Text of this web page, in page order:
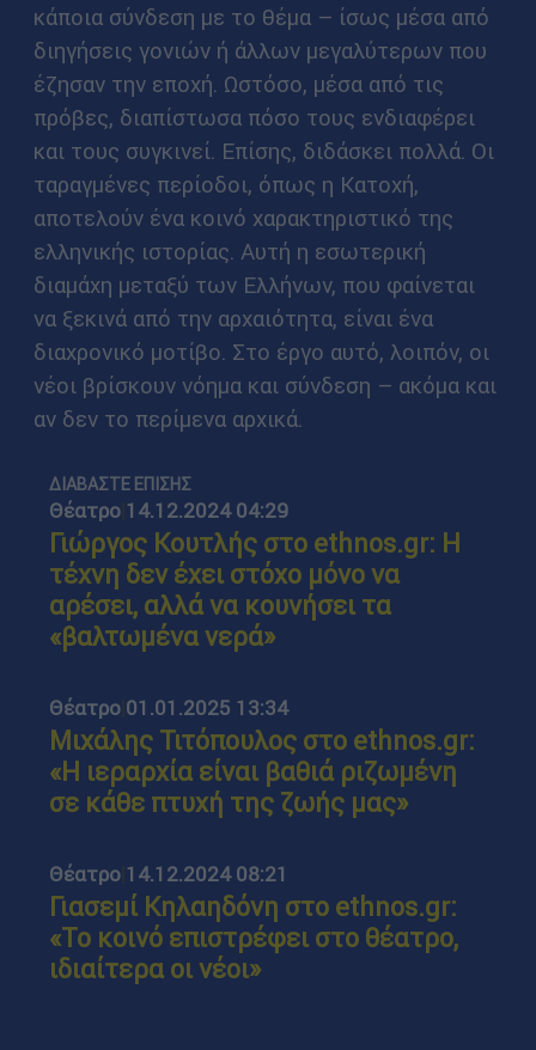
κάποια σύνδεση με το θέμα – ίσως μέσα από
διηγήσεις γονιών ή άλλων μεγαλύτερων που
έζησαν την εποχή. Ωστόσο, μέσα από τις
πρόβες, διαπίστωσα πόσο τους ενδιαφέρει
και τους συγκινεί. Επίσης, διδάσκει πολλά. Οι
ταραγμένες περίοδοι, όπως η Κατοχή,
αποτελούν ένα κοινό χαρακτηριστικό της
ελληνικής ιστορίας. Αυτή η εσωτερική
διαμάχη μεταξύ των Ελλήνων, που φαίνεται
να ξεκινά από την αρχαιότητα, είναι ένα
διαχρονικό μοτίβο. Στο έργο αυτό, λοιπόν, οι
νέοι βρίσκουν νόημα και σύνδεση – ακόμα και
αν δεν το περίμενα αρχικά.
ΔΙΑΒΑΣΤΕ ΕΠΙΣΗΣ
Θέατρο| 14.12.2024 04:29
Γιώργος Κουτλής στο ethnos.gr: Η
τέχνη δεν έχει στόχο μόνο να
αρέσει, αλλά να κουνήσει τα
«βαλτωμένα νερά»
Θέατρο| 01.01.2025 13:34
Μιχάλης Τιτόπουλος στο ethnos.gr:
«Η ιεραρχία είναι βαθιά ριζωμένη
σε κάθε πτυχή της ζωής μας»
Θέατρο| 14.12.2024 08:21
Γιασεμί Κηλαηδόνη στο ethnos.gr:
«Το κοινό επιστρέφει στο θέατρο,
ιδιαίτερα οι νέοι»